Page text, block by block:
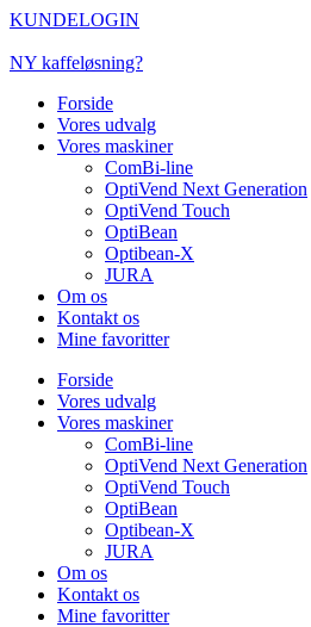
Videre
indhold
KUNDELOGIN
NY kaffeløsning?
Forside
Vores udvalg
Vores maskiner
ComBi-line
OptiVend Next Generation
OptiVend Touch
OptiBean
Optibean-X
JURA
Om os
Kontakt os
Mine favoritter
Forside
Vores udvalg
Vores maskiner
ComBi-line
OptiVend Next Generation
OptiVend Touch
OptiBean
Optibean-X
JURA
Om os
Kontakt os
Mine favoritter